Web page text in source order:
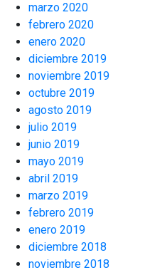
marzo 2020
febrero 2020
enero 2020
diciembre 2019
noviembre 2019
octubre 2019
agosto 2019
julio 2019
junio 2019
mayo 2019
abril 2019
marzo 2019
febrero 2019
enero 2019
diciembre 2018
noviembre 2018